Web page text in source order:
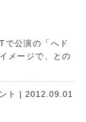
で公演の「へド
メージで、との
ト | 2012.09.01